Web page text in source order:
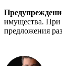
имущества. При
предложения